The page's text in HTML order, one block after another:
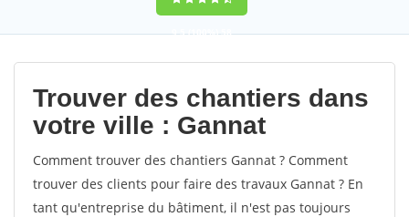
9,5(100%)58
votes
Trouver des chantiers dans
votre ville : Gannat
Comment trouver des chantiers Gannat ? Comment
trouver des clients pour faire des travaux Gannat ? En
tant qu'entreprise du bâtiment, il n'est pas toujours